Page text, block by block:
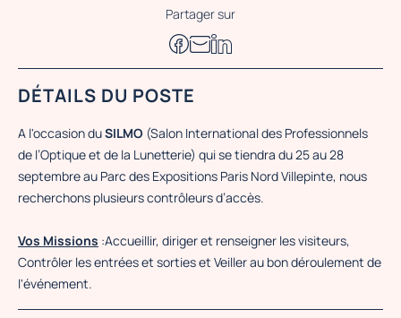
Partager sur
DÉTAILS DU POSTE
A l'occasion duSILMO (Salon International des Professionnels
de l’Optique et de la Lunetterie) qui se tiendra du 25 au 28
septembre au Parc des Expositions Paris Nord Villepinte, nous
recherchons plusieurs contrôleurs d’accès.
Vos Missions :Accueillir, diriger et renseigner les visiteurs,
Contrôler les entrées et sorties et Veiller au bon déroulement de
l'événement.